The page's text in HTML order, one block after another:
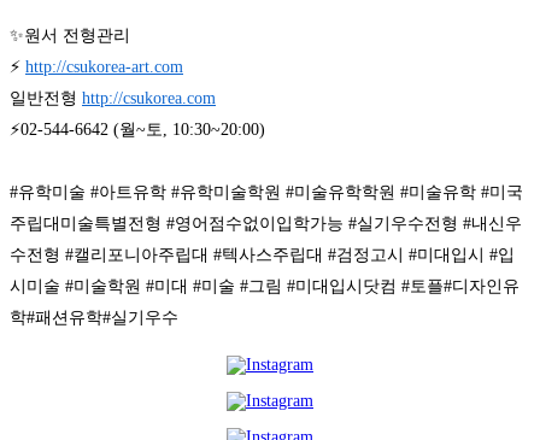
✨원서 전형관리
⚡ http://csukorea-art.com
일반전형 http://csukorea.com
⚡02-544-6642 (월~토, 10:30~20:00)
#유학미술 #아트유학 #유학미술학원 #미술유학학원 #미술유학 #미국
주립대미술특별전형 #영어점수없이입학가능 #실기우수전형 #내신우
수전형 #캘리포니아주립대 #텍사스주립대 #검정고시 #미대입시 #입
시미술 #미술학원 #미대 #미술 #그림 #미대입시닷컴 #토플#디자인유
학#패션유학#실기우수